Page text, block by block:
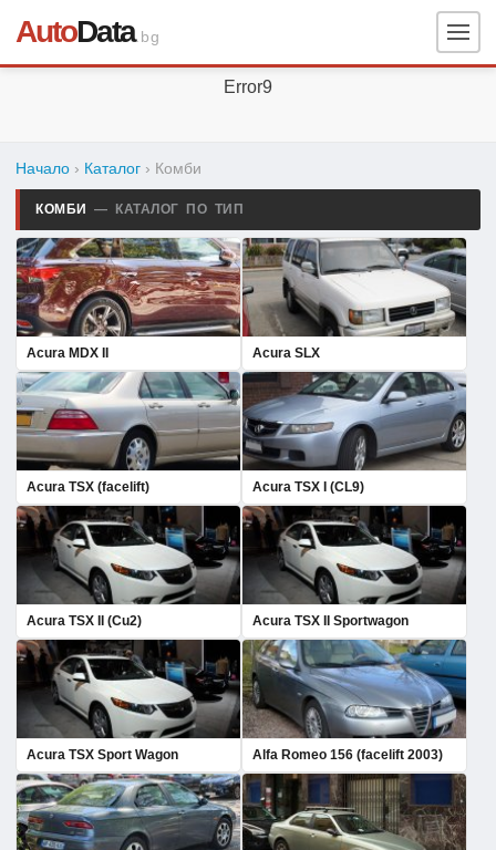
AutoData.bg
Error9
Начало › Каталог › Комби
КОМБИ — КАТАЛОГ ПО ТИП
Acura MDX II Acura SLX
Acura TSX (facelift) Acura TSX I (CL9)
Acura TSX II (Cu2) Acura TSX II Sportwagon
Acura TSX Sport Wagon Alfa Romeo 156 (facelift 2003)